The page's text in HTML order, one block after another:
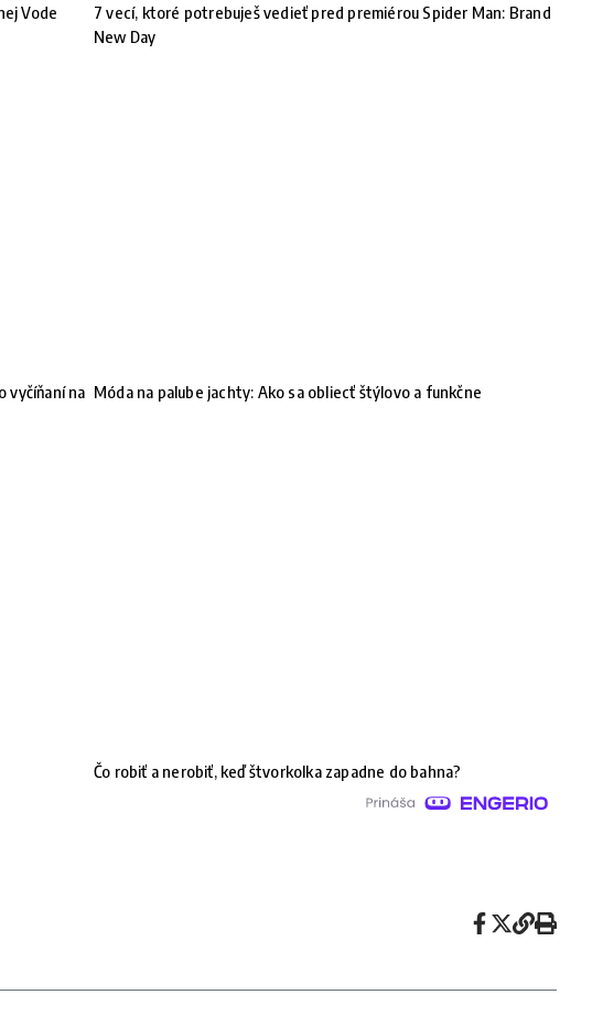
Vode
7 vecí, ktoré potrebuješ vedieť pred premiérou Spider Man: Brand
New Day
vyčíňaní na Móda na palube jachty: Ako sa obliecť štýlovo a funkčne
Čo robiť a nerobiť, keď štvorkolka zapadne do bahna?